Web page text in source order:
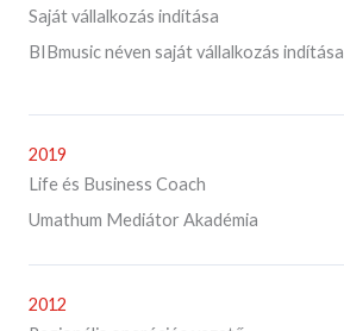
Saját vállalkozás indítása
BIBmusic néven saját vállalkozás indítása
2019
Life és Business Coach
Umathum Mediátor Akadémia
2012